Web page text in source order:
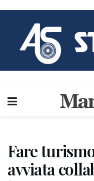
Fare
avviata